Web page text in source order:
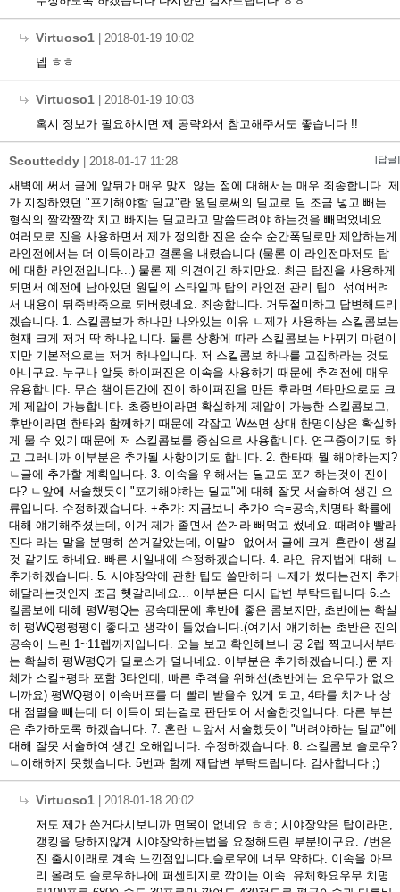
Virtuoso1 | 2018-01-19 10:02
넵 ㅎㅎ
Virtuoso1 | 2018-01-19 10:03
혹시 정보가 필요하시면 제 공략와서 참고해주셔도 좋습니다 !!
Scoutteddy | 2018-01-17 11:28 [답글]
새벽에 써서 글에 앞뒤가 매우 맞지 않는 점에 대해서는 매우 죄송합니다. 제
가 지칭하였던 "포기해야할 딜교"란 원딜로써의 딜교로 딜 조금 넣고 빼는
형식의 짤깍짤깍 치고 빠지는 딜교라고 말씀드려야 하는것을 빼먹었네요...
여러모로 진을 사용하면서 제가 정의한 진은 순수 순간폭딜로만 제압하는게
라인전에서는 더 이득이라고 결론을 내렸습니다.(물론 이 라인전마저도 탑
에 대한 라인전입니다...) 물론 제 의견이긴 하지만요. 최근 탑진을 사용하게
되면서 예전에 남아있던 원딜의 스타일과 탑의 라인전 관리 팁이 섞여버려
서 내용이 뒤죽박죽으로 되버렸네요. 죄송합니다. 거두절미하고 답변해드리
겠습니다. 1. 스킬콤보가 하나만 나와있는 이유 ㄴ제가 사용하는 스킬콤보는
현재 크게 저거 딱 하나입니다. 물론 상황에 따라 스킬콤보는 바뀌기 마련이
지만 기본적으로는 저거 하나입니다. 저 스킬콤보 하나를 고집하라는 것도
아니구요. 누구나 알듯 하이퍼진은 이속을 사용하기 때문에 추격전에 매우
유용합니다. 무슨 챔이든간에 진이 하이퍼진을 만든 후라면 4타만으로도 크
게 제압이 가능합니다. 초중반이라면 확실하게 제압이 가능한 스킬콤보고,
후반이라면 한타와 함께하기 때문에 각잡고 W쓰면 상대 한명이상은 확실하
게 물 수 있기 때문에 저 스킬콤보를 중심으로 사용합니다. 연구중이기도 하
고 그러니까 이부분은 추가될 사항이기도 합니다. 2. 한타때 뭘 해야하는지?
ㄴ글에 추가할 계획입니다. 3. 이속을 위해서는 딜교도 포기하는것이 진이
다? ㄴ앞에 서술했듯이 "포기해야하는 딜교"에 대해 잘못 서술하여 생긴 오
류입니다. 수정하겠습니다. +추가: 지금보니 추가이속=공속,치명타 확률에
대해 얘기해주셨는데, 이거 제가 졸면서 쓴거라 빼먹고 썼네요. 때려야 빨라
진다 라는 말을 분명히 쓴거같았는데, 이말이 없어서 글에 크게 혼란이 생길
것 같기도 하네요. 빠른 시일내에 수정하겠습니다. 4. 라인 유지법에 대해 ㄴ
추가하겠습니다. 5. 시야장악에 관한 팁도 쓸만하다 ㄴ제가 썼다는건지 추가
해달라는것인지 조금 헷갈리네요... 이부분은 다시 답변 부탁드립니다 6.스
킬콤보에 대해 평W평Q는 공속때문에 후반에 좋은 콤보지만, 초반에는 확실
히 평WQ평평평이 좋다고 생각이 들었습니다.(여기서 얘기하는 초반은 진의
공속이 느린 1~11렙까지입니다. 오늘 보고 확인해보니 궁 2렙 찍고나서부터
는 확실히 평W평Q가 딜로스가 덜나네요. 이부분은 추가하겠습니다.) 룬 자
체가 스킬+평타 포함 3타인데, 빠른 추격을 위해선(초반에는 요우무가 없으
니까요) 평WQ평이 이속버프를 더 빨리 받을수 있게 되고, 4타를 치거나 상
대 점멸을 빼는데 더 이득이 되는걸로 판단되어 서술한것입니다. 다른 부분
은 추가하도록 하겠습니다. 7. 혼란 ㄴ앞서 서술했듯이 "버려야하는 딜교"에
대해 잘못 서술하여 생긴 오해입니다. 수정하겠습니다. 8. 스킬콤보 슬로우?
ㄴ이해하지 못했습니다. 5번과 함께 재답변 부탁드립니다. 감사합니다 ;)
Virtuoso1 | 2018-01-18 20:02
저도 제가 쓴거다시보니까 면목이 없네요 ㅎㅎ; 시야장악은 탑이라면,
갱킹을 당하지않게 시야장악하는법을 요청해드린 부분!이구요. 7번은
진 출시이래로 계속 느낀점입니다.슬로우에 너무 약하다. 이속을 아무
리 올려도 슬로우하나에 퍼센티지로 깎이는 이속. 유체화요우무 치명